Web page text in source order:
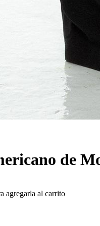
de
agregarla al carrito